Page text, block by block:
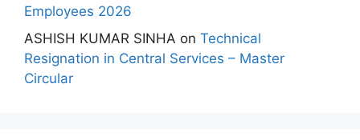
Employees 2026
ASHISH KUMAR SINHA on Technical
Resignation in Central Services – Master
Circular